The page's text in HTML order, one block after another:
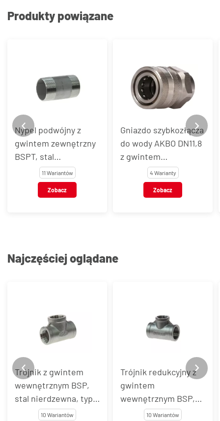
Produkty powiązane
Nypel podwójny z
gwintem zewnętrzny
BSPT, stal
nierdzewna, typ
11 Wariantów
Zobacz
Gniazdo szybkozłącza
do wody AKBO DN11,8
z gwintem
wewnętrznym, stal
nierdzewna AISI 303 /
4 Warianty
Zobacz
Najczęściej oglądane
Trójnik z gwintem
wewnętrznym BSP,
stal nierdzewna, typ
10 Wariantów
Trójnik redukcyjny z
gwintem
wewnętrznym BSP,
stal nierdzewna, typ
10 Wariantów